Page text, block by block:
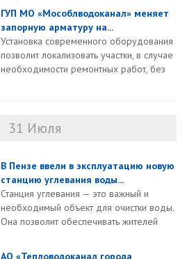
ГУП МО «Мособлводоканал» меняет
запорную арматуру на...
Установка современного оборудования
позволит локализовать участки, в случае
необходимости ремонтных работ, без
31 Июля
В Пензе ввели в эксплуатацию новую
станцию углевания воды...
Станция углевания — это важный и
необходимый объект для очистки воды.
Она позволит обеспечивать жителей
АО «Тепловодоканал города